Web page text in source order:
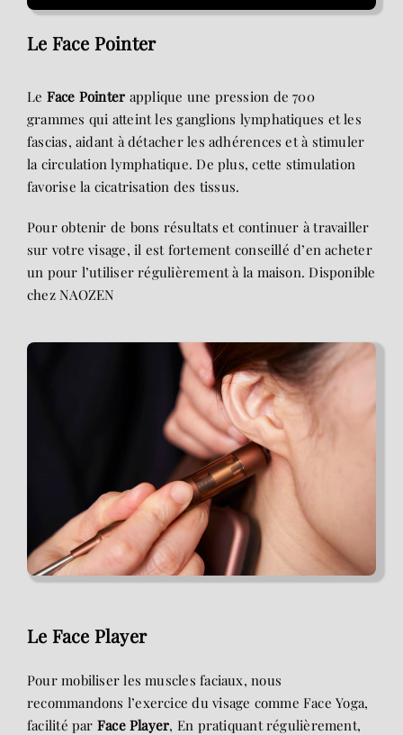
Le Face Pointer
Le Face Pointer applique une pression de 700
grammes qui atteint les ganglions lymphatiques et les
fascias, aidant à détacher les adhérences et à stimuler
la circulation lymphatique. De plus, cette stimulation
favorise la cicatrisation des tissus.
Pour obtenir de bons résultats et continuer à travailler
sur votre visage, il est fortement conseillé d’en acheter
un pour l’utiliser régulièrement à la maison. Disponible
chez NAOZEN
Le Face Player
Pour mobiliser les muscles faciaux, nous
recommandons l’exercice du visage comme Face Yoga,
facilité par Face Player, En pratiquant régulièrement,